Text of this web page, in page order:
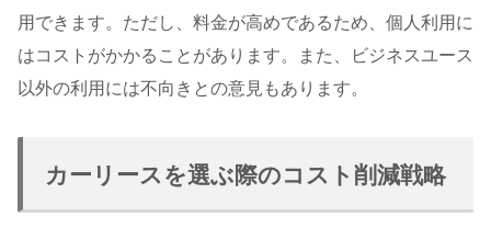
用できます。ただし、料金が高めであるため、個人利用に
はコストがかかることがあります。また、ビジネスユース
以外の利用には不向きとの意見もあります。
カーリースを選ぶ際のコスト削減戦略